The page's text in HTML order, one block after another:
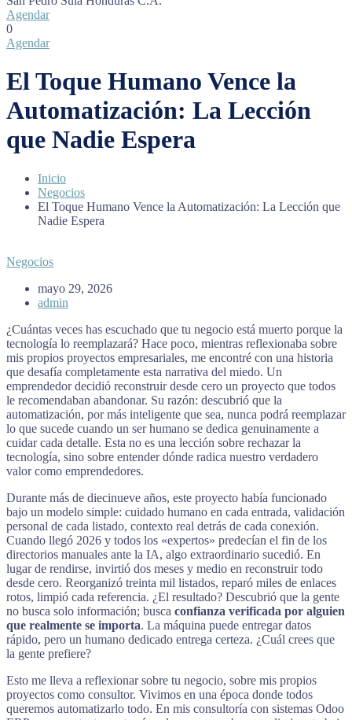
Agendar
0
Agendar
El Toque Humano Vence la
Automatización: La Lección
que Nadie Espera
Inicio
Negocios
El Toque Humano Vence la Automatización: La Lección que
Nadie Espera
Negocios
mayo 29, 2026
admin
¿Cuántas veces has escuchado que tu negocio está muerto porque la
tecnología lo reemplazará? Hace poco, mientras reflexionaba sobre
mis propios proyectos empresariales, me encontré con una historia
que desafía completamente esta narrativa del miedo. Un
emprendedor decidió reconstruir desde cero un proyecto que todos
le recomendaban abandonar. Su razón: descubrió que la
automatización, por más inteligente que sea, nunca podrá reemplazar
lo que sucede cuando un ser humano se dedica genuinamente a
cuidar cada detalle. Esta no es una lección sobre rechazar la
tecnología, sino sobre entender dónde radica nuestro verdadero
valor como emprendedores.
Durante más de diecinueve años, este proyecto había funcionado
bajo un modelo simple: cuidado humano en cada entrada, validación
personal de cada listado, contexto real detrás de cada conexión.
Cuando llegó 2026 y todos los «expertos» predecían el fin de los
directorios manuales ante la IA, algo extraordinario sucedió. En
lugar de rendirse, invirtió dos meses y medio en reconstruir todo
desde cero. Reorganizó treinta mil listados, reparó miles de enlaces
rotos, limpió cada referencia. ¿El resultado? Descubrió que la gente
no busca solo información; busca confianza verificada por alguien
que realmente se importa. La máquina puede entregar datos
rápido, pero un humano dedicado entrega certeza. ¿Cuál crees que
la gente prefiere?
Esto me lleva a reflexionar sobre tu negocio, sobre mis propios
proyectos como consultor. Vivimos en una época donde todos
queremos automatizarlo todo. En mis consultoría con sistemas Odoo